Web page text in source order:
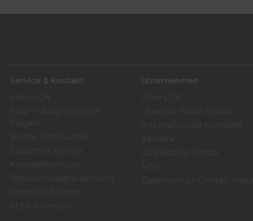
Service & Kontakt
Mein LCN
FAQ - Häufig gestellte
Fragen
Werde Profi Kunde
Customer Service
Kontaktformular
Retouren-Begleitscheine
Download Center
SEPA-Formular
Unternehmen
Über LCN
Über die Wilde-Group
Internationale Kontakte
Karriere
LCN Beauty School
NISV
Datenschutz-Einstellungen